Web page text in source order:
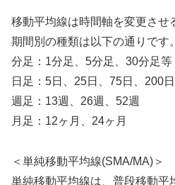
移動平均線は時間軸を変更させ
期間別の種類は以下の通りです。
分足：1分足、5分足、30分足等
日足：5日、25日、75日、200日
週足：13週、26週、52週
月足：12ヶ月、24ヶ月
＜単純移動平均線(SMA/MA)＞
単純移動平均線は、普段移動平